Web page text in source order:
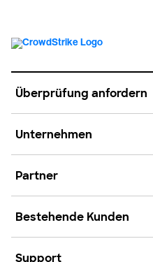
Überprüfung anfordern
Unternehmen
Partner
Bestehende Kunden
Support